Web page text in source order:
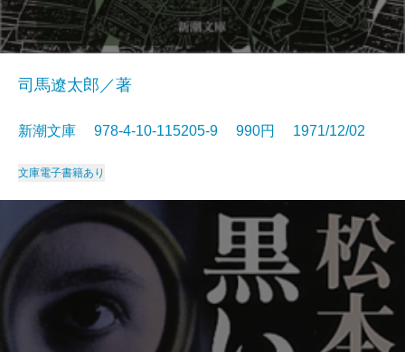
司馬遼太郎／著
新潮文庫 978-4-10-115205-9 990円 1971/12/02
文庫電子書籍あり